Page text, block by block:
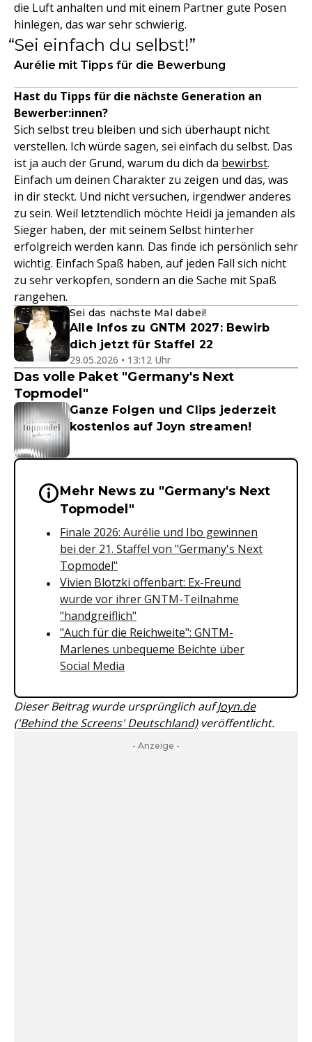
die Luft anhalten und mit einem Partner gute Posen
hinlegen, das war sehr schwierig.
Sei einfach du selbst!
Aurélie mit Tipps für die Bewerbung
Hast du Tipps für die nächste Generation an
Bewerber:innen?
Sich selbst treu bleiben und sich überhaupt nicht
verstellen. Ich würde sagen, sei einfach du selbst. Das
ist ja auch der Grund, warum du dich da bewirbst.
Einfach um deinen Charakter zu zeigen und das, was
in dir steckt. Und nicht versuchen, irgendwer anderes
zu sein. Weil letztendlich möchte Heidi ja jemanden als
Sieger haben, der mit seinem Selbst hinterher
erfolgreich werden kann. Das finde ich persönlich sehr
wichtig. Einfach Spaß haben, auf jeden Fall sich nicht
zu sehr verkopfen, sondern an die Sache mit Spaß
rangehen.
Sei das nächste Mal dabei!
Alle Infos zu GNTM 2027: Bewirb
dich jetzt für Staffel 22
29.05.2026 • 13:12 Uhr
Das volle Paket "Germany's Next
Topmodel"
Ganze Folgen und Clips jederzeit
kostenlos auf Joyn streamen!
Wichtige Hinweise &
Mehr News zu "Germany's Next
Topmodel"
Finale 2026: Aurélie und Ibo gewinnen
bei der 21. Staffel von "Germany's Next
Topmodel"
Vivien Blotzki offenbart: Ex-Freund
wurde vor ihrer GNTM-Teilnahme
"handgreiflich"
"Auch für die Reichweite": GNTM-
Marlenes unbequeme Beichte über
Social Media
Dieser Beitrag wurde ursprünglich aufJoyn.de
('Behind the Screens' Deutschland)veröffentlicht.
- Anzeige -